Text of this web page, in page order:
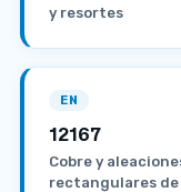
y resortes
EN
12167
Cobre y
rectangulares de